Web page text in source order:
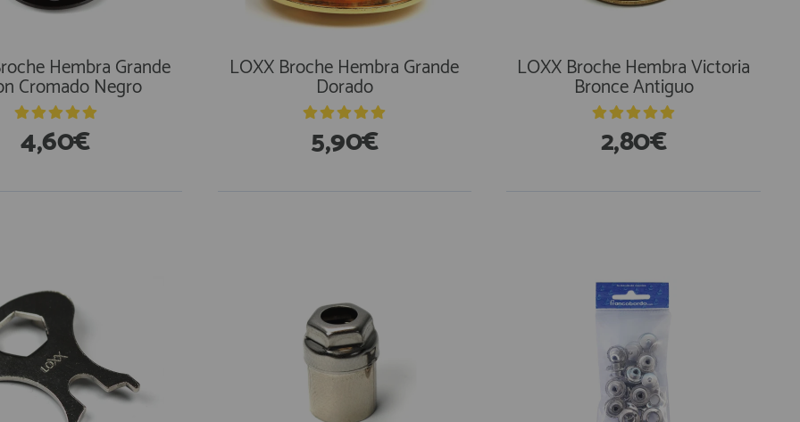
Hembra Grande
Cromado Negro
4,60€
LOXX Broche Hembra Grande
Dorado
5,90€
LOXX Broche Hembra Victoria
Bronce Antiguo
2,80€